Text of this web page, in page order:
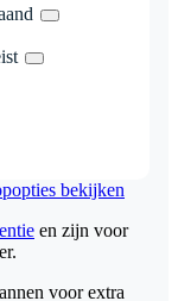
bekijken
en zijn voor
voor extra